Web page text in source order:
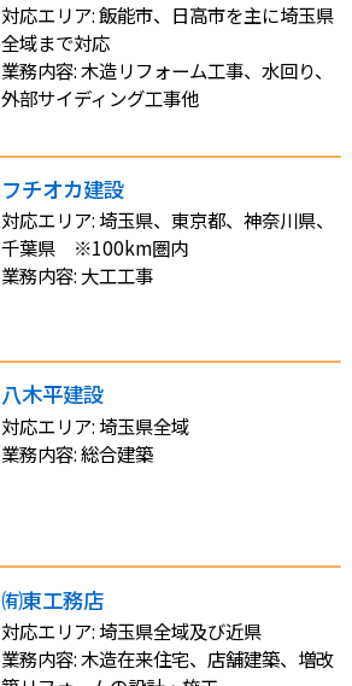
対応エリア: 飯能市、日高市を主に埼玉県
全域まで対応
業務内容: 木造リフォーム工事、水回り、
外部サイディング工事他
フチオカ建設
対応エリア: 埼玉県、東京都、神奈川県、
千葉県 ※100km圏内
業務内容: 大工工事
八木平建設
対応エリア: 埼玉県全域
業務内容: 総合建築
㈲東工務店
対応エリア: 埼玉県全域及び近県
業務内容: 木造在来住宅、店舗建築、増改